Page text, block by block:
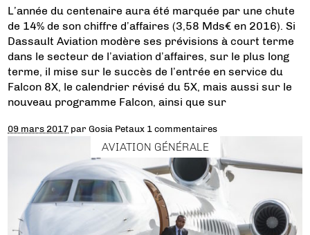
L’année du centenaire aura été marquée par une chute
de 14% de son chiffre d’affaires (3,58 Mds€ en 2016). Si
Dassault Aviation modère ses prévisions à court terme
dans le secteur de l’aviation d’affaires, sur le plus long
terme, il mise sur le succès de l’entrée en service du
Falcon 8X, le calendrier révisé du 5X, mais aussi sur le
nouveau programme Falcon, ainsi que sur
09 mars 2017 parGosia Petaux 1 commentaires
AVIATION GÉNÉRALE